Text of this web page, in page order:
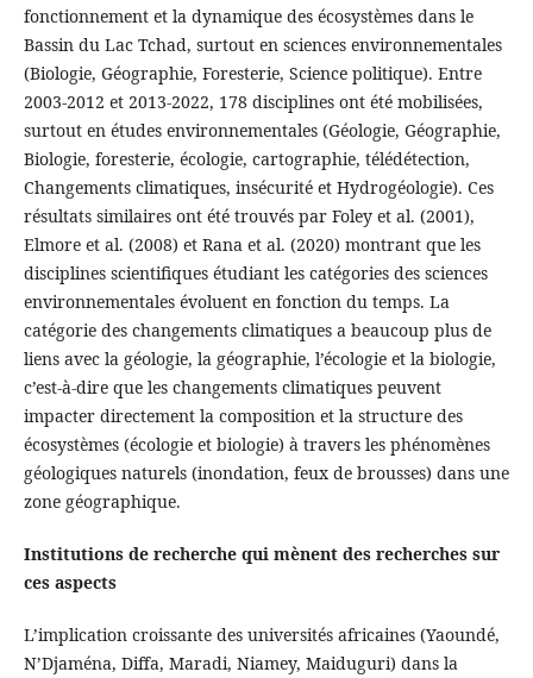
fonctionnement et la dynamique des écosystèmes dans le
Bassin du Lac Tchad, surtout en sciences environnementales
(Biologie, Géographie, Foresterie, Science politique). Entre
2003-2012 et 2013-2022, 178 disciplines ont été mobilisées,
surtout en études environnementales (Géologie, Géographie,
Biologie, foresterie, écologie, cartographie, télédétection,
Changements climatiques, insécurité et Hydrogéologie). Ces
résultats similaires ont été trouvés par Foley et al. (2001),
Elmore et al. (2008) et Rana et al. (2020) montrant que les
disciplines scientifiques étudiant les catégories des sciences
environnementales évoluent en fonction du temps. La
catégorie des changements climatiques a beaucoup plus de
liens avec la géologie, la géographie, l’écologie et la biologie,
c’est-à-dire que les changements climatiques peuvent
impacter directement la composition et la structure des
écosystèmes (écologie et biologie) à travers les phénomènes
géologiques naturels (inondation, feux de brousses) dans une
zone géographique.
Institutions de recherche qui mènent des recherches sur
ces aspects
L’implication croissante des universités africaines (Yaoundé,
N’Djaména, Diffa, Maradi, Niamey, Maiduguri) dans la